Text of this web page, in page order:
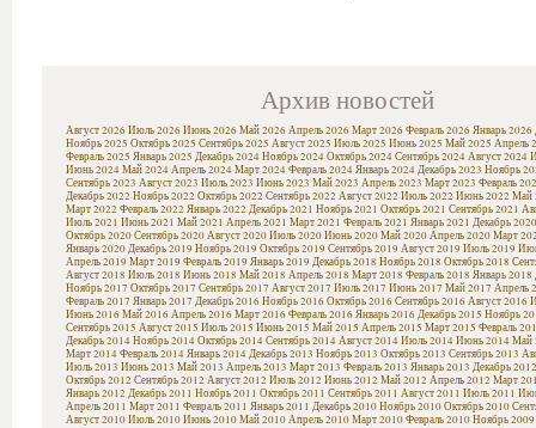
Архив новостей
Август 2026 Июль 2026 Июнь 2026 Май 2026 Апрель 2026 Март 2026 Февраль 2026 Январь 2026
Ноябрь 2025 Октябрь 2025 Сентябрь 2025 Август 2025 Июль 2025 Июнь 2025 Май 2025 Апрель
Февраль 2025 Январь 2025 Декабрь 2024Ноябрь 2024Октябрь 2024Сентябрь 2024Август 2024
Июнь 2024Май 2024Апрель 2024Март 2024Февраль 2024Январь 2024Декабрь 2023 Ноябрь
Сентябрь 2023 Август 2023 Июль 2023 Июнь 2023 Май 2023 Апрель 2023 Март 2023 Февраль
Декабрь 2022 Ноябрь 2022 Октябрь 2022 Сентябрь 2022 Август 2022 Июль 2022 Июнь 2022 Май
Март 2022 Февраль 2022 Январь 2022 Декабрь 2021 Ноябрь 2021 Октябрь 2021 Сентябрь 2021
Июль 2021 Июнь 2021 Май 2021 Апрель 2021 Март 2021 Февраль 2021 Январь 2021 Декабрь 2020
Октябрь 2020Сентябрь 2020Август 2020Июль 2020Июнь 2020Май 2020Апрель 2020Март
Январь 2020Декабрь 2019 Ноябрь 2019 Октябрь 2019 Сентябрь 2019 Август 2019 Июль 2019
Апрель 2019 Март 2019 Февраль 2019 Январь 2019 Декабрь 2018 Ноябрь 2018 Октябрь 2018
Август 2018 Июль 2018 Июнь 2018 Май 2018 Апрель 2018 Март 2018 Февраль 2018 Январь 2018
Ноябрь 2017 Октябрь 2017 Сентябрь 2017 Август 2017 Июль 2017 Июнь 2017 Май 2017 Апрель
Февраль 2017 Январь 2017 Декабрь 2016 Ноябрь 2016 Октябрь 2016 Сентябрь 2016 Август 2016
Июнь 2016 Май 2016 Апрель 2016 Март 2016 Февраль 2016 Январь 2016 Декабрь 2015 Ноябрь
Сентябрь 2015 Август 2015 Июль 2015 Июнь 2015 Май 2015 Апрель 2015 Март 2015 Февраль
Декабрь 2014Ноябрь 2014Октябрь 2014Сентябрь 2014Август 2014Июль 2014Июнь 2014Май
Март 2014Февраль 2014Январь 2014Декабрь 2013 Ноябрь 2013 Октябрь 2013 Сентябрь 2013
Июль 2013 Июнь 2013 Май 2013 Апрель 2013 Март 2013 Февраль 2013 Январь 2013 Декабрь 2012
Октябрь 2012 Сентябрь 2012 Август 2012 Июль 2012 Июнь 2012 Май 2012 Апрель 2012 Март
Январь 2012 Декабрь 2011 Ноябрь 2011 Октябрь 2011 Сентябрь 2011 Август 2011 Июль 2011
Апрель 2011 Март 2011 Февраль 2011 Январь 2011 Декабрь 2010Ноябрь 2010Октябрь 2010
Август 2010Июль 2010Июнь 2010Май 2010Апрель 2010Март 2010Февраль 2010Ноябрь 2009